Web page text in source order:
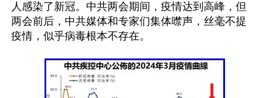
人感染了新冠。中共两会期间，疫情达到高峰，但
两会前后，中共媒体和专家们集体噤声，丝毫不提
疫情，似乎病毒根本不存在。